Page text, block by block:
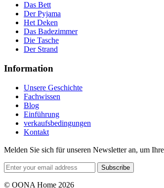
Das Bett
Der Pyjama
Het Deken
Das Badezimmer
Die Tasche
Der Strand
Information
Unsere Geschichte
Fachwissen
Blog
Einführung
verkaufsbedingungen
Kontakt
Melden Sie sich für unseren Newsletter an, um
Subscribe
© OONA Home 2026